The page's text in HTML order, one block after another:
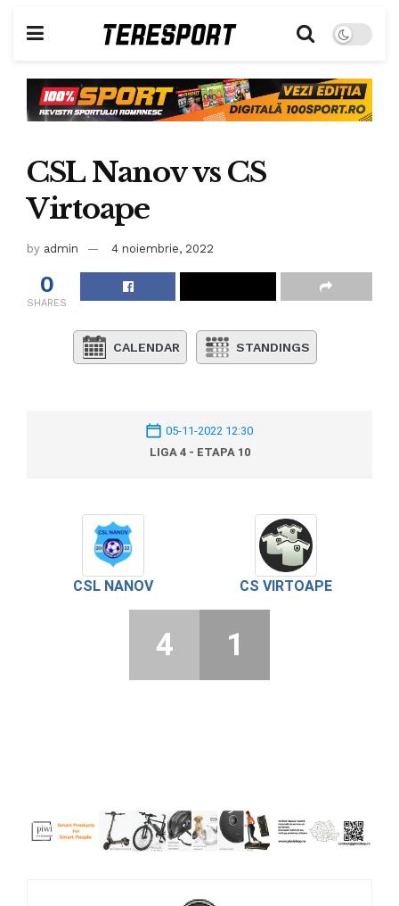
CSL Nanov vs CS
Virtoape
by admin 4 noiembrie, 2022
0
SHARES
CALENDAR STANDINGS
05-11-2022 12:30
LIGA 4 - ETAPA 10
CSL NANOV CS VIRTOAPE
4 1